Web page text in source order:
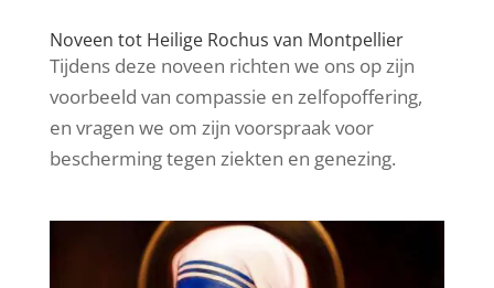
Noveen tot Heilige Rochus van Montpellier
Tijdens deze noveen richten we ons op zijn
voorbeeld van compassie en zelfopoffering,
en vragen we om zijn voorspraak voor
bescherming tegen ziekten en genezing.